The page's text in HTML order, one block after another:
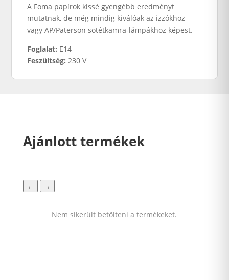
A Foma papírok kissé gyengébb eredményt
mutatnak, de még mindig kiválóak az izzókhoz
vagy AP/Paterson sötétkamra-lámpákhoz képest.
Foglalat: E14
Feszültség: 230 V
Ajánlott termékek
← →
Nem sikerült betölteni a termékeket.